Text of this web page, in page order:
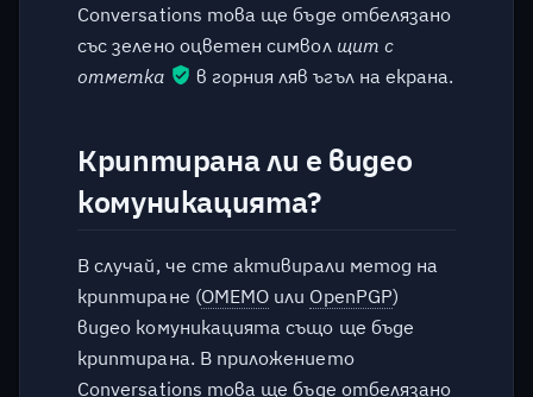
Conversations това ще бъде отбелязано
със зелено оцветен символ щит с
отметка
в горния ляв ъгъл на екрана.
Криптирана ли е видео
комуникацията?
В случай, че сте активирали метод на
криптиране (OMEMO или OpenPGP)
видео комуникацията също ще бъде
криптирана. В приложението
Conversations това ще бъде отбелязано